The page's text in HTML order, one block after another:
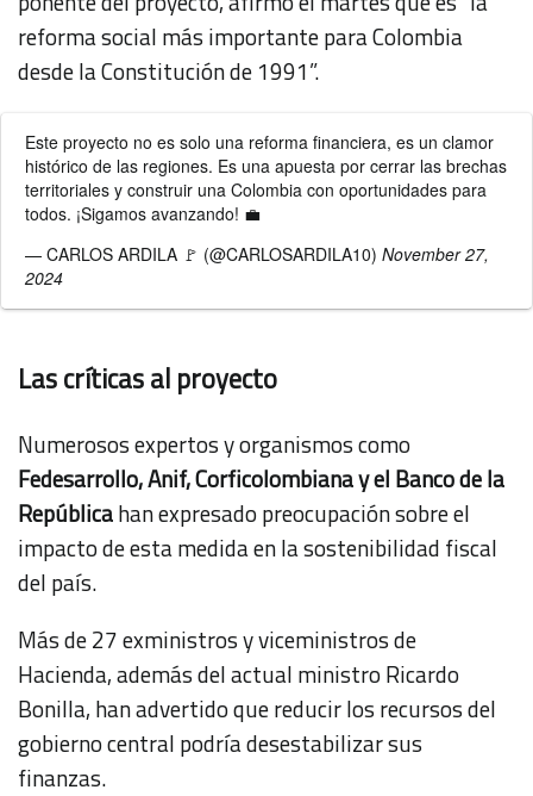
reforma social más importante para Colombia
desde la Constitución de 1991”.
Este proyecto no es solo una reforma financiera, es un clamor
histórico de las regiones. Es una apuesta por cerrar las brechas
territoriales y construir una Colombia con oportunidades para
todos. ¡Sigamos avanzando! 💼
— CARLOS ARDILA 🚩 (@CARLOSARDILA10) November 27,
2024
Las críticas al proyecto
Numerosos expertos y organismos como
Fedesarrollo, Anif, Corficolombiana y el Banco de la
Repúblicahan expresado preocupación sobre el
impacto de esta medida en la sostenibilidad fiscal
del país.
Más de 27 exministros y viceministros de
Hacienda, además del actual ministro Ricardo
Bonilla, han advertido que reducir los recursos del
gobierno central podría desestabilizar sus
finanzas.